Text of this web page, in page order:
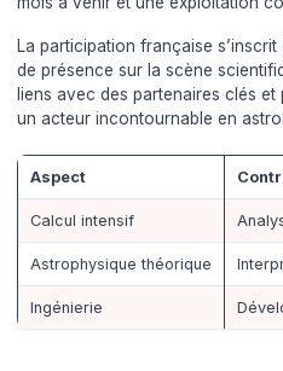
La participation française
de présence sur la scène
liens avec des partenaires clés
un acteur incontournable en
Aspect
Calcul intensif
Astrophysique théorique
Ingénierie